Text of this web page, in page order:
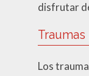
disfrutar
Los